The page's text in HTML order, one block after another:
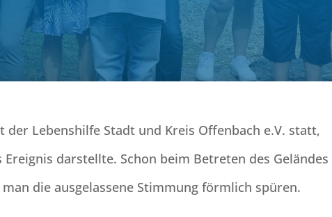
der Lebenshilfe Stadt und Kreis Offenbach e.V. statt,
darstellte. Schon beim Betreten des Geländes
die ausgelassene Stimmung förmlich spüren.